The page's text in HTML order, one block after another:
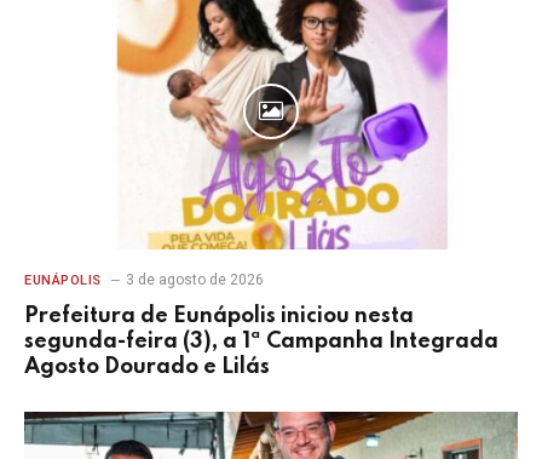
EUNÁPOLIS 3 de agosto de 2026
Prefeitura de Eunápolis iniciou nesta
segunda-feira (3), a 1ª Campanha Integrada
Agosto Dourado e Lilás